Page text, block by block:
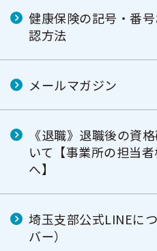
健康保険の記号・番
認方法
メールマガジン
《退職》退職後の資
いて【事業所の担当
へ】
埼玉支部公式LINEに
バー）